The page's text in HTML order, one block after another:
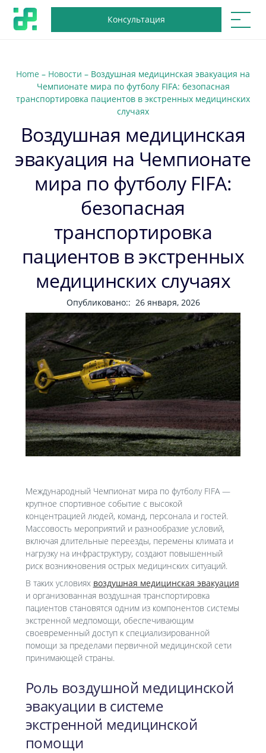
Консультация
Home – Новости – Воздушная медицинская эвакуация на
Чемпионате мира по футболу FIFA: безопасная
транспортировка пациентов в экстренных медицинских
случаях
Воздушная медицинская
эвакуация на Чемпионате
мира по футболу FIFA:
безопасная
транспортировка
пациентов в экстренных
медицинских случаях
Опубликовано:: 26 января, 2026
Международный Чемпионат мира по футболу FIFA —
крупное спортивное событие с высокой
концентрацией людей, команд, персонала и гостей.
Массовость мероприятий и разнообразие условий,
включая длительные переезды, перемены климата и
нагрузку на инфраструктуру, создают повышенный
риск возникновения острых медицинских ситуаций.
В таких условиях воздушная медицинская эвакуация
и организованная воздушная транспортировка
пациентов становятся одним из компонентов системы
экстренной медпомощи, обеспечивающим
своевременный доступ к специализированной
помощи за пределами первичной медицинской сети
принимающей страны.
Роль воздушной медицинской
эвакуации в системе
экстренной медицинской
помощи